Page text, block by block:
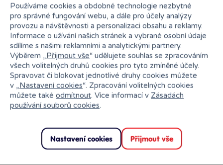
Rezervovat
Můj první hrneček
Sklademprodejny
Ihned:
2 poboček
29 Kč
Klub:
Používáme cookies a obdobné technologie nezbytné
pro správné fungování webu, a dále pro účely analýzy
provozu a návštěvnosti a personalizaci obsahu a reklamy.
Informace o užívání našich stránek a vybrané osobní údaje
sdílíme s našimi reklamními a analytickými partnery.
Výběrem „Přijmout vše“ udělujete souhlas se zpracováním
všech volitelných druhů cookies pro tyto zmíněné účely.
Spravovat či blokovat jednotlivé druhy cookies můžete
v „Nastavení cookies“. Zpracování volitelných cookies
můžete také odmítnout. Více informací v Zásadách
používání souborů cookies.
Nastavení cookies Přijmout vše